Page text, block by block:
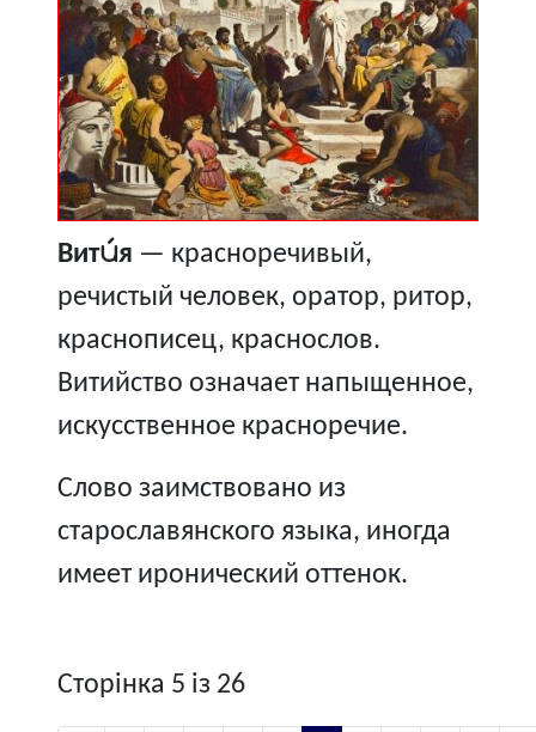
Вити́я — красноречивый,
речистый человек, оратор, ритор,
краснописец, краснослов.
Витийство означает напыщенное,
искусственное красноречие.
Слово заимствовано из
старославянского языка, иногда
имеет иронический оттенок.
Сторінка 5 із 26